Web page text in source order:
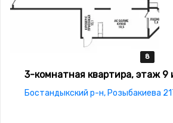
8
8
8
8
8
3-комнатная квартира, этаж 9
Бостандыкский р-н, Розыбакиева